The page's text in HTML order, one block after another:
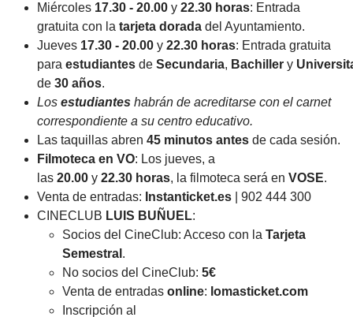
Miércoles 17.30 - 20.00 y 22.30 horas: Entrada
gratuita con la tarjeta dorada del Ayuntamiento.
Jueves 17.30 - 20.00 y 22.30 horas: Entrada gratuita
para estudiantes de Secundaria, Bachiller y
de 30 años.
Los estudiantes habrán de acreditarse con el carnet
correspondiente a su centro educativo.
Las taquillas abren 45 minutos antes de cada sesión.
Filmoteca en VO: Los jueves, a
las 20.00 y 22.30 horas, la filmoteca será en VOSE.
Venta de entradas: Instanticket.es | 902 444 300
CINECLUB LUIS BUÑUEL:
Socios del CineClub: Acceso con la Tarjeta
Semestral .
No socios del CineClub: 5€
Venta de entradas online: lomasticket.com
Inscripción al